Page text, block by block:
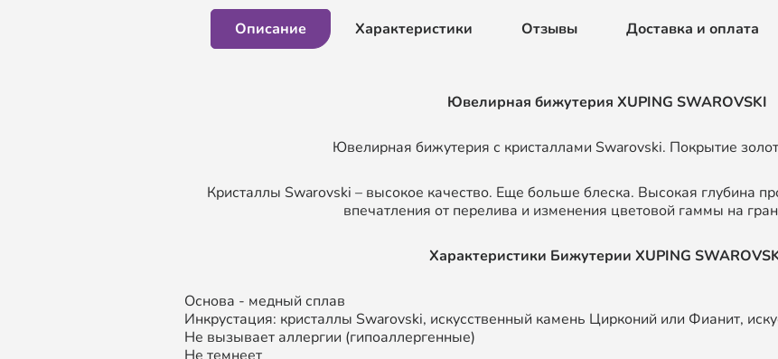
Описание Характеристики Отзывы Доставка и оплата
Ювелирная бижутерия XUPING SWAROVSKI
Ювелирная бижутерия с кристаллами Swarovski. Покрытие
Кристаллы Swarovski – высокое качество. Еще больше блеска. Высокая глубина
впечатления от перелива и изменения цветовой гаммы на
Характеристики Бижутерии XUPING
Основа - медный сплав
Инкрустация: кристаллы Swarovski, искусственный камень Цирконий или Фианит,
Не вызывает аллергии (гипоаллергенные)